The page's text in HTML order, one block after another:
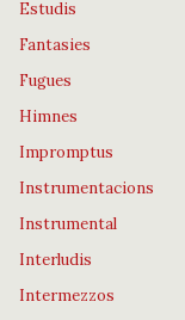
Estudis
Fantasies
Fugues
Himnes
Impromptus
Instrumentacions
Instrumental
Interludis
Intermezzos